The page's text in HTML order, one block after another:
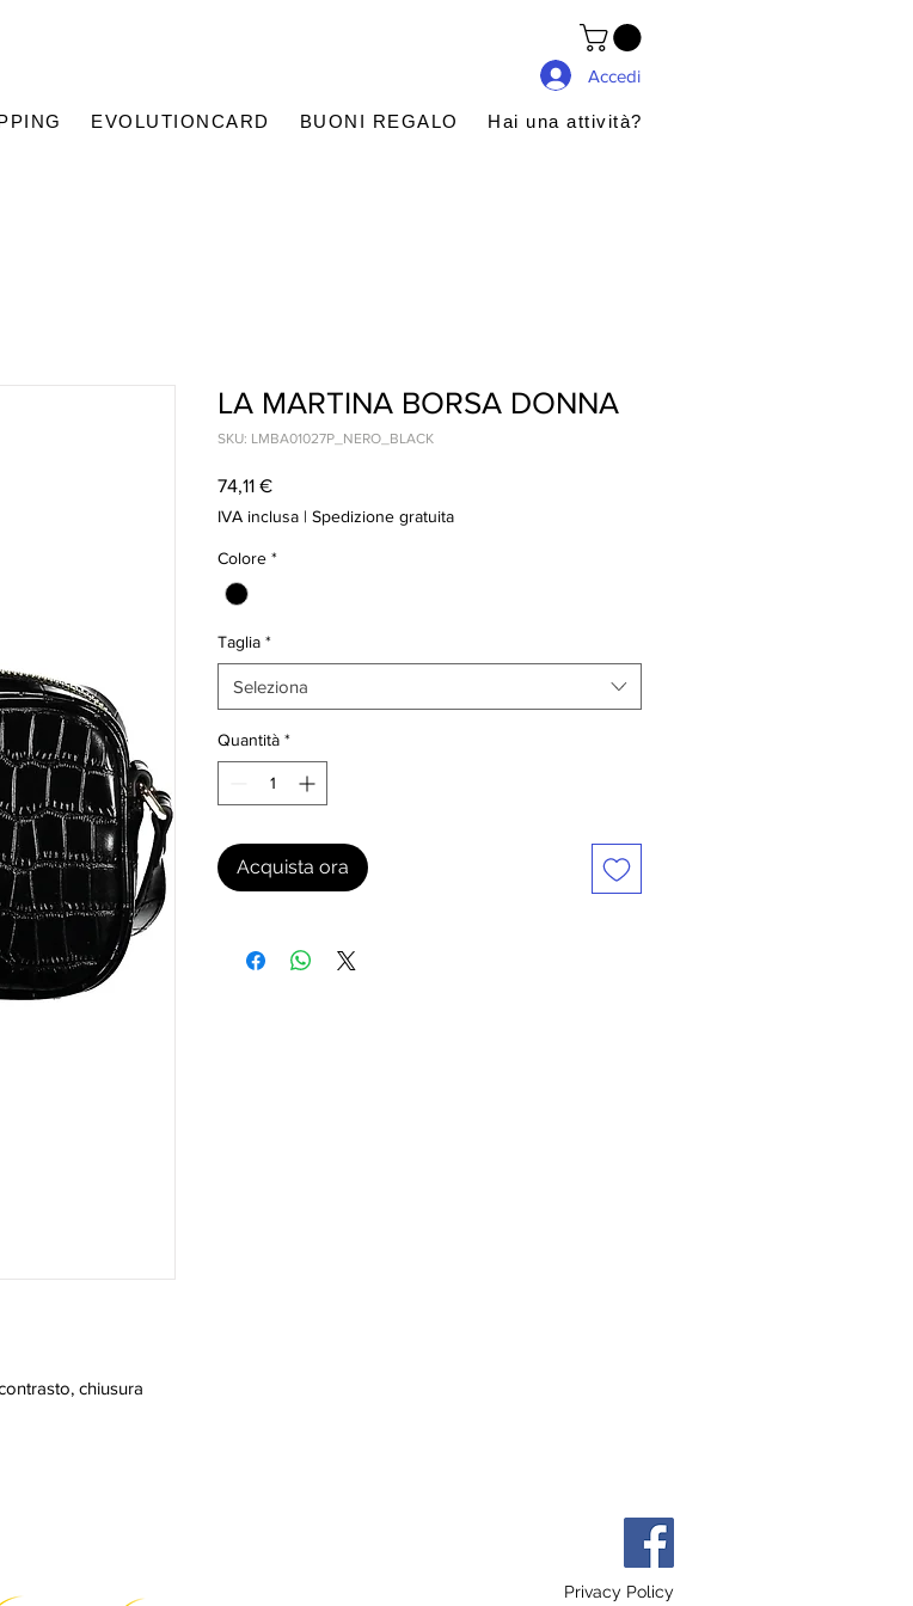
Accedi
EVOLUTIONCARD BUONI REGALO Hai una attività?
chiusura
LA MARTINA BORSA DONNA
SKU: LMBA01027P_NERO_BLACK
74,11 €Prezzo
IVA inclusa | Spedizione gratuita
Colore *
Taglia *
Seleziona
Quantità *
Acquista ora
Privacy Policy